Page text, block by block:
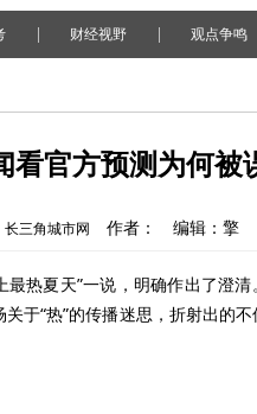
财经视野 观点争鸣
看官方预测为何被
长三角城市网 作者： 编辑：擎
热夏天”一说，明确作出了澄清
于“热”的传播迷思，折射出的